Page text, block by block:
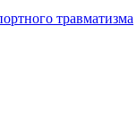
травматизма